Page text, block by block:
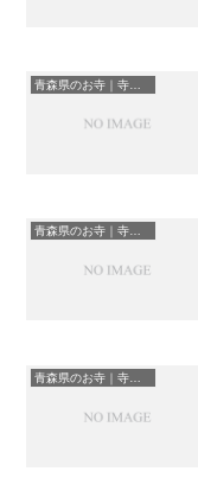
青森県のお寺｜寺院一覧
青森県のお寺｜寺院一覧
青森県のお寺｜寺院一覧